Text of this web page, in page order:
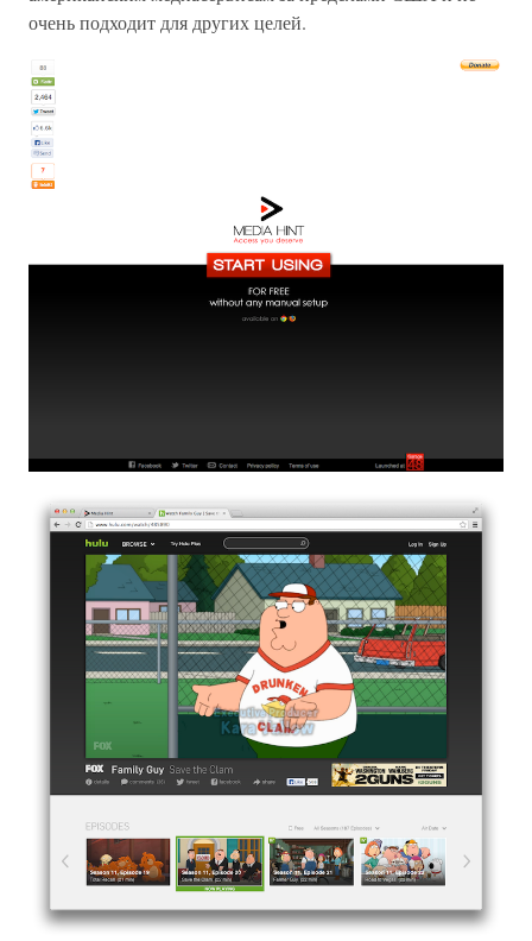
очень подходит для других целей.